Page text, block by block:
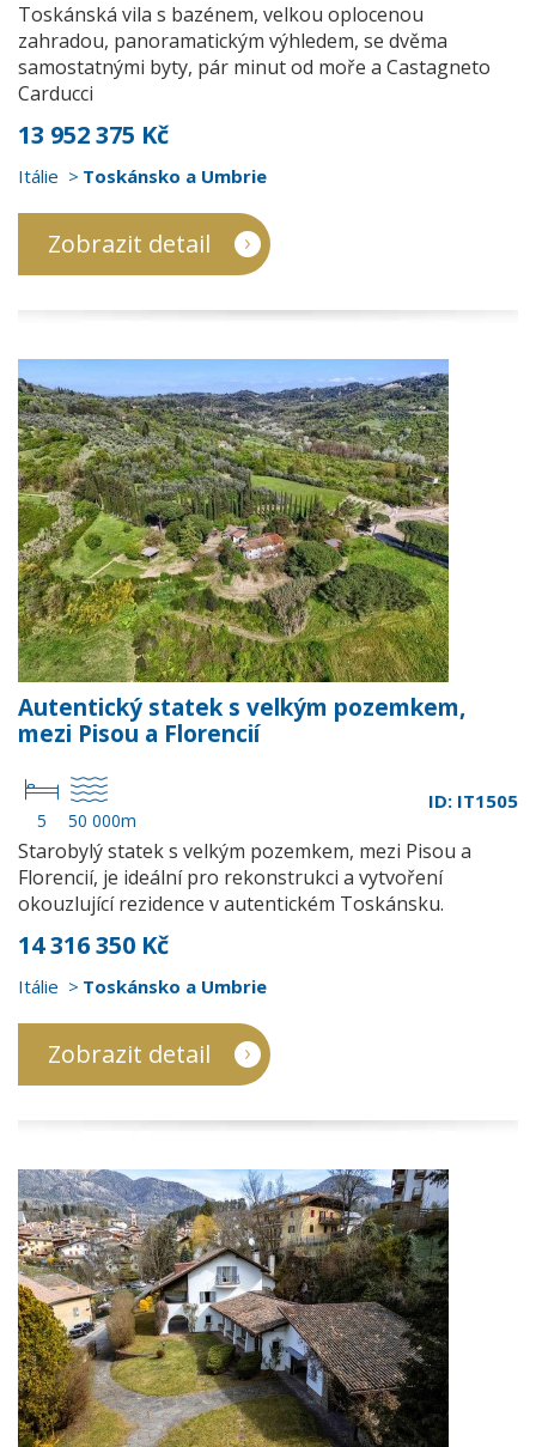
Toskánská vila s bazénem, velkou oplocenou
zahradou, panoramatickým výhledem, se dvěma
samostatnými byty, pár minut od moře a Castagneto
Carducci
13 952 375 Kč
Itálie Toskánsko a Umbrie
Zobrazit detail
Autentický statek s velkým pozemkem,
mezi Pisou a Florencií
5 50 000m
ID: IT1505
Starobylý statek s velkým pozemkem, mezi Pisou a
Florencií, je ideální pro rekonstrukci a vytvoření
okouzlující rezidence v autentickém Toskánsku.
14 316 350 Kč
Itálie Toskánsko a Umbrie
Zobrazit detail